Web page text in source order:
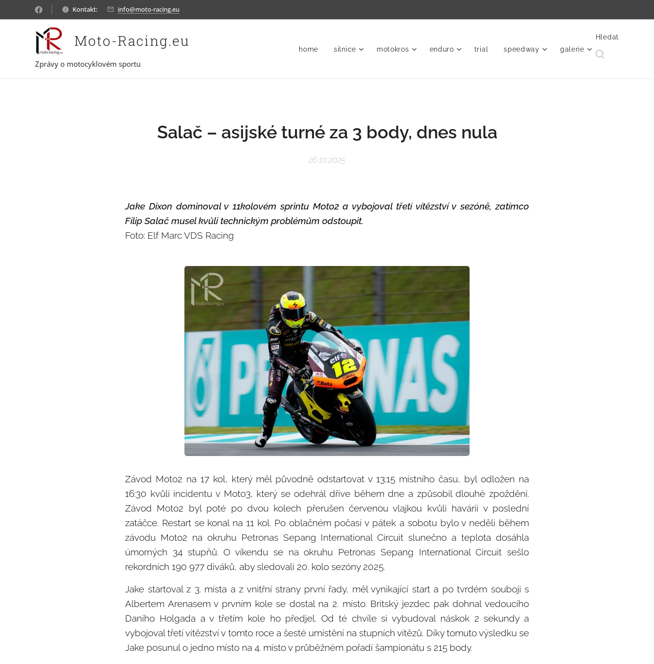
Kontakt: info@moto-racing.eu
Moto-Racing.eu
Zprávy o motocyklovém sportu
home silnice motokros enduro trial speedway galerie
Hledat
Salač – asijské turné za 3 body, dnes nula
26.10.2025
Jake Dixon dominoval v 11kolovém sprintu Moto2 a vybojoval třetí vítězství v sezóně, zatímco
Filip Salač musel kvůli technickým problémům odstoupit.
Foto: Elf Marc VDS Racing
Závod Moto2 na 17 kol, který měl původně odstartovat v 13:15 místního času, byl odložen na
16:30 kvůli incidentu v Moto3, který se odehrál dříve během dne a způsobil dlouhé zpoždění.
Závod Moto2 byl poté po dvou kolech přerušen červenou vlajkou kvůli havárii v poslední
zatáčce. Restart se konal na 11 kol. Po oblačném počasí v pátek a sobotu bylo v neděli během
závodu Moto2 na okruhu Petronas Sepang International Circuit slunečno a teplota dosáhla
úmorných 34 stupňů. O víkendu se na okruhu Petronas Sepang International Circuit sešlo
rekordních 190 977 diváků, aby sledovali 20. kolo sezóny 2025.
Jake startoval z 3. místa a z vnitřní strany první řady, měl vynikající start a po tvrdém souboji s
Albertem Arenasem v prvním kole se dostal na 2. místo. Britský jezdec pak dohnal vedoucího
Daniho Holgada a v třetím kole ho předjel. Od té chvíle si vybudoval náskok 2 sekundy a
vybojoval třetí vítězství v tomto roce a šesté umístění na stupních vítězů. Díky tomuto výsledku se
Jake posunul o jedno místo na 4. místo v průběžném pořadí šampionátu s 215 body.